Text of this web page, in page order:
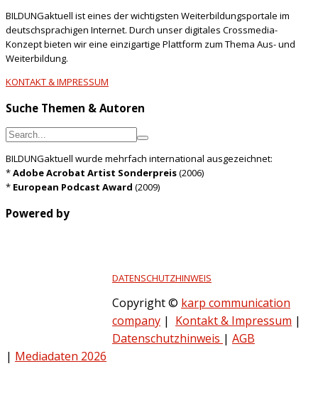
BILDUNGaktuell ist eines der wichtigsten Weiterbildungsportale im
deutschsprachigen Internet. Durch unser digitales Crossmedia-
Konzept bieten wir eine einzigartige Plattform zum Thema Aus- und
Weiterbildung.
KONTAKT & IMPRESSUM
Suche Themen & Autoren
BILDUNGaktuell wurde mehrfach international ausgezeichnet:
*Adobe Acrobat Artist Sonderpreis(2006)
* European Podcast Award (2009)
Powered by
DATENSCHUTZHINWEIS
Copyright © karp communication
company | Kontakt & Impressum |
Datenschutzhinweis | AGB
| Mediadaten 2026